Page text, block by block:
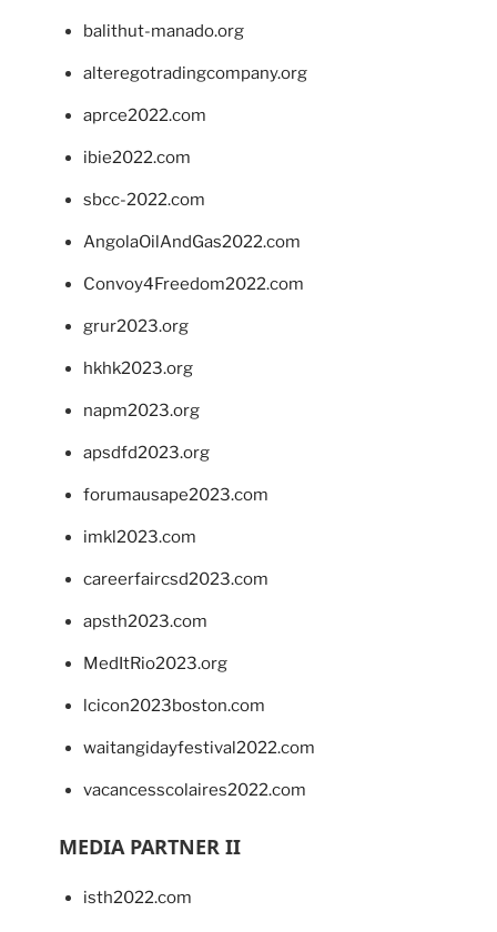
balithut-manado.org
alteregotradingcompany.org
aprce2022.com
ibie2022.com
sbcc-2022.com
AngolaOilAndGas2022.com
Convoy4Freedom2022.com
grur2023.org
hkhk2023.org
napm2023.org
apsdfd2023.org
forumausape2023.com
imkl2023.com
careerfaircsd2023.com
apsth2023.com
MedItRio2023.org
lcicon2023boston.com
waitangidayfestival2022.com
vacancesscolaires2022.com
MEDIA PARTNER II
isth2022.com